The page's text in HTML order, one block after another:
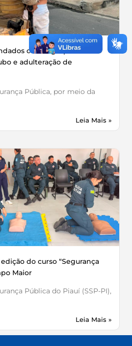
contra grupo
e adulteração de
Pública, por meio da
Leia Mais »
do curso “Segurança
Maior
Pública do Piauí (SSP-PI),
Leia Mais »